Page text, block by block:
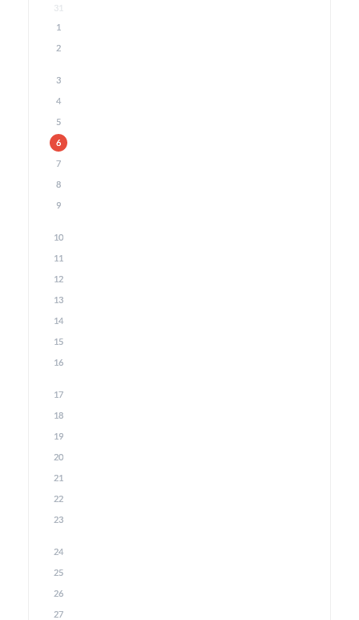
31
1
2
3
4
5
6
7
8
9
10
11
12
13
14
15
16
17
18
19
20
21
22
23
24
25
26
27